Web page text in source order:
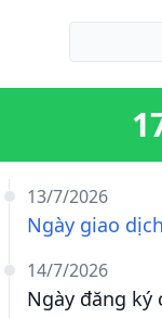
13/7/2026
Ngày giao
14/7/2026
Ngày đăng ký